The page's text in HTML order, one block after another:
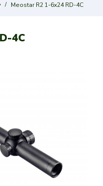
Meostar R2 1-6x24 RD-4C
4C